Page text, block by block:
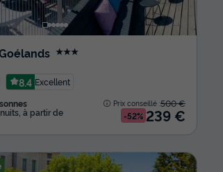
★★★
8.4 Excellent
à partir de
Prix conseillé :500 €
-52% 239 €